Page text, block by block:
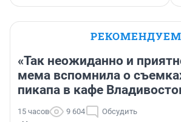
РЕКОМЕНДУЕМ
«Так неожиданно и
мема вспомнила о
пикапа в кафе
15 часов 9 604 Обсудить